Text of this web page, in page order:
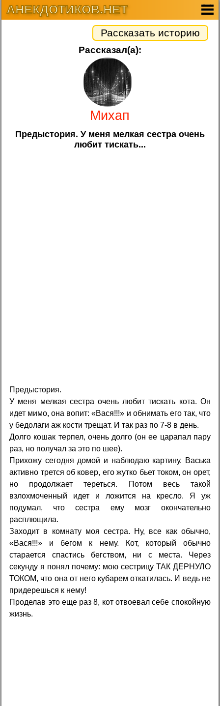
АНЕКДОТИКОВ.НЕТ
Рассказать историю
Рассказал(а):
Михап
Предыстория. У меня мелкая сестра очень
любит тискать...
Предыстория.
У меня мелкая сестра очень любит тискать кота. Он
идет мимо, она вопит: «Вася!!!» и обнимать его так, что
у бедолаги аж кости трещат. И так раз по 7-8 в день.
Долго кошак терпел, очень долго (он ее царапал пару
раз, но получал за это по шее).
Прихожу сегодня домой и наблюдаю картину. Васька
активно трется об ковер, его жутко бьет током, он орет,
но продолжает тереться. Потом весь такой
взлохмоченный идет и ложится на кресло. Я уж
подумал, что сестра ему мозг окончательно
расплющила.
Заходит в комнату моя сестра. Ну, все как обычно,
«Вася!!!» и бегом к нему. Кот, который обычно
старается спастись бегством, ни с места. Через
секунду я понял почему: мою сестрицу ТАК ДЕРНУЛО
ТОКОМ, что она от него кубарем откатилась. И ведь не
придерешься к нему!
Проделав это еще раз 8, кот отвоевал себе спокойную
жизнь.